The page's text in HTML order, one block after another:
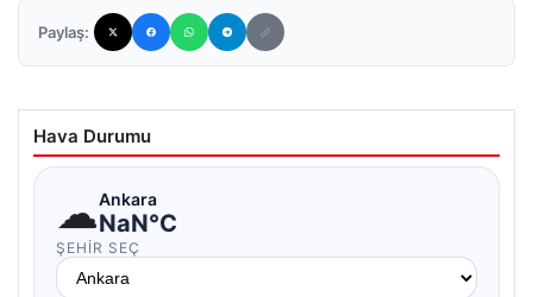
Paylaş:
Hava Durumu
☁Ankara
NaN°C
ŞEHIR SEÇ